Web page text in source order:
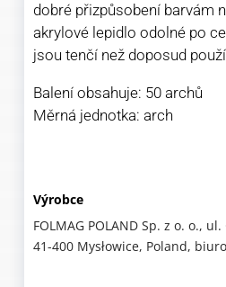
dobré přizpůsobení barvám
akrylové lepidlo odolné po
jsou tenčí než doposud
Balení obsahuje: 50 archů
Měrná jednotka: arch
Výrobce
FOLMAG POLAND Sp. z o. o.,
41-400 Mysłowice, Poland,